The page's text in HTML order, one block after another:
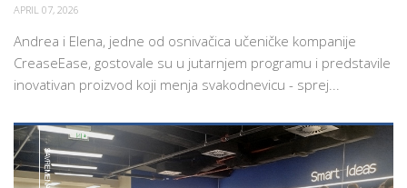
APRIL 07, 2026
Andrea i Elena, jedne od osnivačica učeničke kompanije
CreaseEase, gostovale su u jutarnjem programu i predstavile
inovativan proizvod koji menja svakodnevicu - sprej...